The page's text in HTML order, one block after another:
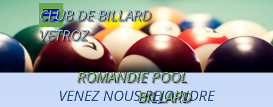
Aller au contenuSauter le menu
CLUB DE BILLARD
VETROZ
ROMANDIE POOL
BILLARD
VENEZ NOUS REJOINDRE